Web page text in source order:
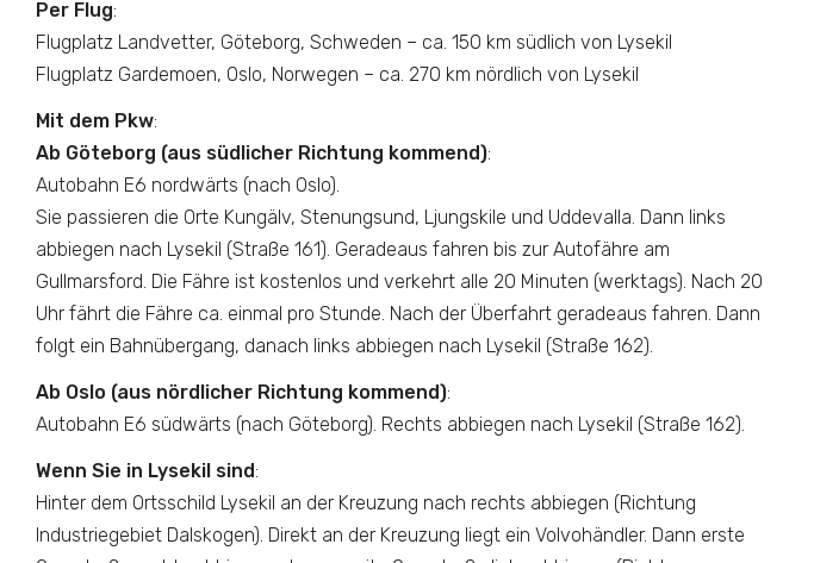
Per Flug:
Flugplatz Landvetter, Göteborg, Schweden – ca. 150 km südlich von Lysekil
Flugplatz Gardemoen, Oslo, Norwegen – ca. 270 km nördlich von Lysekil
Mit dem Pkw:
Ab Göteborg (aus südlicher Richtung kommend):
Autobahn E6 nordwärts (nach Oslo).
Sie passieren die Orte Kungälv, Stenungsund, Ljungskile und Uddevalla. Dann links
abbiegen nach Lysekil (Straße 161). Geradeaus fahren bis zur Autofähre am
Gullmarsford. Die Fähre ist kostenlos und verkehrt alle 20 Minuten (werktags). Nach 20
Uhr fährt die Fähre ca. einmal pro Stunde. Nach der Überfahrt geradeaus fahren. Dann
folgt ein Bahnübergang, danach links abbiegen nach Lysekil (Straße 162).
Ab Oslo (aus nördlicher Richtung kommend):
Autobahn E6 südwärts (nach Göteborg). Rechts abbiegen nach Lysekil (Straße 162).
Wenn Sie in Lysekil sind:
Hinter dem Ortsschild Lysekil an der Kreuzung nach rechts abbiegen (Richtung
Industriegebiet Dalskogen). Direkt an der Kreuzung liegt ein Volvohändler. Dann erste